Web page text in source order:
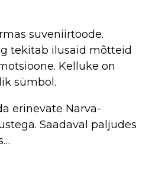
suveniirtoode.
tekitab ilusaid mõtteid
Kelluke on
sümbol.
erinevate Narva-
Saadaval paljudes